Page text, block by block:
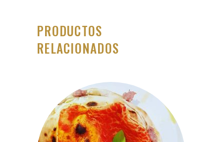
PRODUCTOS
RELACIONADOS